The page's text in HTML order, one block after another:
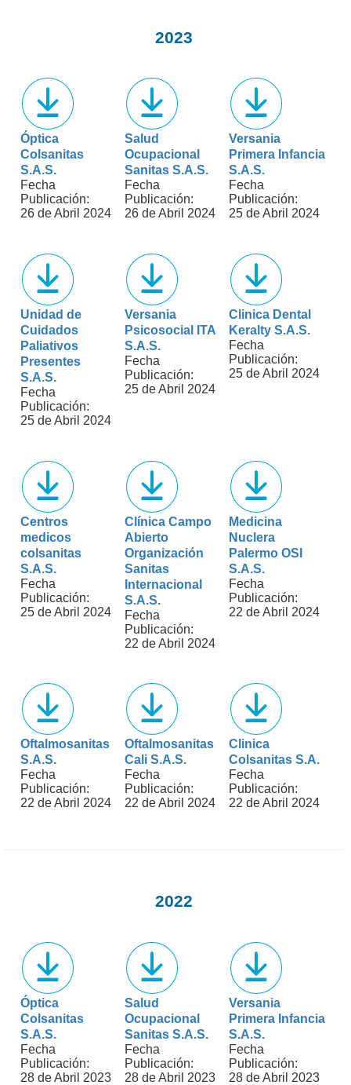
2023
Óptica
Colsanitas
S.A.S.
Fecha
Publicación:
26 de Abril 2024
Salud
Ocupacional
Sanitas S.A.S.
Fecha
Publicación:
26 de Abril 2024
Versania
Primera Infancia
S.A.S.
Fecha
Publicación:
25 de Abril 2024
Unidad de
Cuidados
Paliativos
Presentes
S.A.S.
Fecha
Publicación:
25 de Abril 2024
Versania
Psicosocial ITA
S.A.S.
Fecha
Publicación:
25 de Abril 2024
Clinica Dental
Keralty S.A.S.
Fecha
Publicación:
25 de Abril 2024
Centros
medicos
colsanitas
S.A.S.
Fecha
Publicación:
25 de Abril 2024
Clínica Campo
Abierto
Organización
Sanitas
Internacional
S.A.S.
Fecha
Publicación:
22 de Abril 2024
Medicina
Nuclera
Palermo OSI
S.A.S.
Fecha
Publicación:
22 de Abril 2024
Oftalmosanitas
S.A.S.
Fecha
Publicación:
22 de Abril 2024
Oftalmosanitas
Cali S.A.S.
Fecha
Publicación:
22 de Abril 2024
Clinica
Colsanitas S.A.
Fecha
Publicación:
22 de Abril 2024
2022
Óptica
Colsanitas
S.A.S.
Fecha
Publicación:
28 de Abril 2023
Salud
Ocupacional
Sanitas S.A.S.
Fecha
Publicación:
28 de Abril 2023
Versania
Primera Infancia
S.A.S.
Fecha
Publicación:
28 de Abril 2023